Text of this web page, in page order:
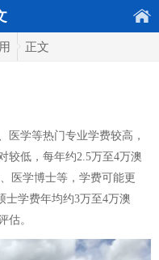
正文
医学等热门专业学费较高，
较低，每年约2.5万至4万澳
医学博士等，学费可能更
士学费年均约3万至4万澳
估。